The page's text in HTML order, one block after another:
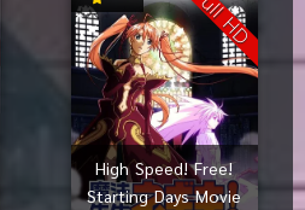
Full HD
High Speed! Free!
Starting Days Movie